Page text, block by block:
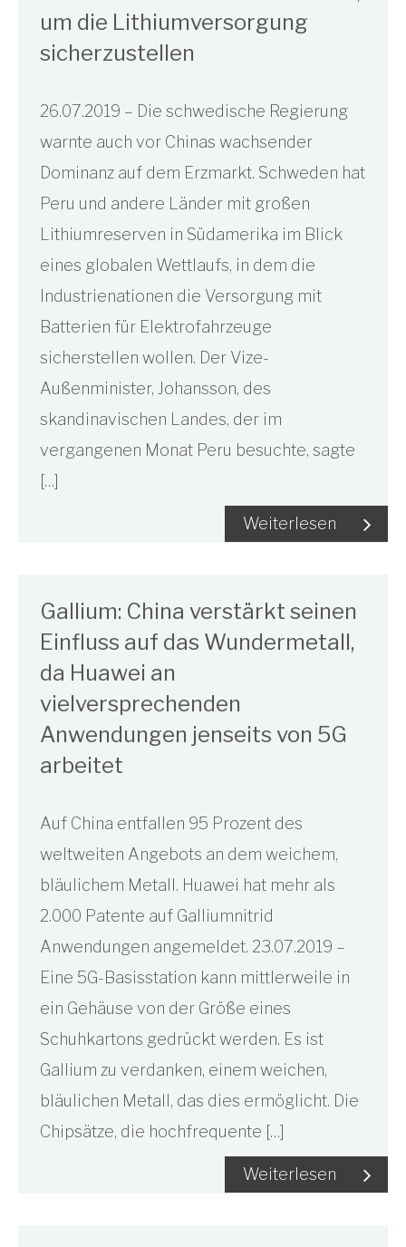
um die Lithiumversorgung
sicherzustellen
26.07.2019 – Die schwedische Regierung
warnte auch vor Chinas wachsender
Dominanz auf dem Erzmarkt. Schweden hat
Peru und andere Länder mit großen
Lithiumreserven in Südamerika im Blick
eines globalen Wettlaufs, in dem die
Industrienationen die Versorgung mit
Batterien für Elektrofahrzeuge
sicherstellen wollen. Der Vize-
Außenminister, Johansson, des
skandinavischen Landes, der im
vergangenen Monat Peru besuchte, sagte
[…]
Weiterlesen
Gallium: China verstärkt seinen
Einfluss auf das Wundermetall,
da Huawei an
vielversprechenden
Anwendungen jenseits von 5G
arbeitet
Auf China entfallen 95 Prozent des
weltweiten Angebots an dem weichem,
bläulichem Metall. Huawei hat mehr als
2.000 Patente auf Galliumnitrid
Anwendungen angemeldet. 23.07.2019 –
Eine 5G-Basisstation kann mittlerweile in
ein Gehäuse von der Größe eines
Schuhkartons gedrückt werden. Es ist
Gallium zu verdanken, einem weichen,
bläulichen Metall, das dies ermöglicht. Die
Chipsätze, die hochfrequente […]
Weiterlesen